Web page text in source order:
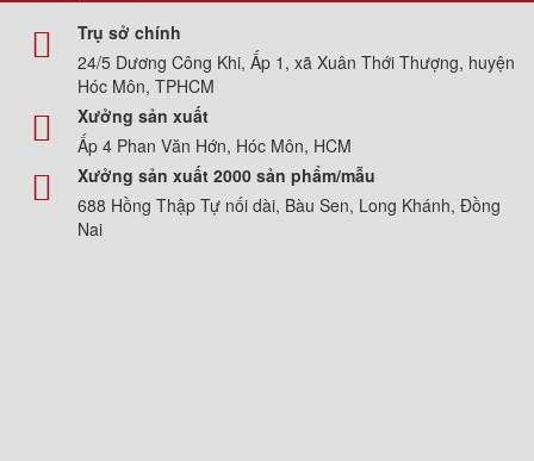
Trụ sở chính
24/5 Dương Công Khi, Ấp 1, xã Xuân Thới Thượng, huyện
Hóc Môn, TPHCM
Xưởng sản xuất
Ấp 4 Phan Văn Hớn, Hóc Môn, HCM
Xưởng sản xuất 2000 sản phẩm/mẫu
688 Hồng Thập Tự nối dài, Bàu Sen, Long Khánh, Đồng
Nai